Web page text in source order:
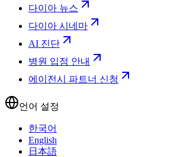
다이아 뉴스
다이아 시네마
AI 진단
병원 입점 안내
에이전시 파트너 신청
언어 설정
한국어
English
日本語